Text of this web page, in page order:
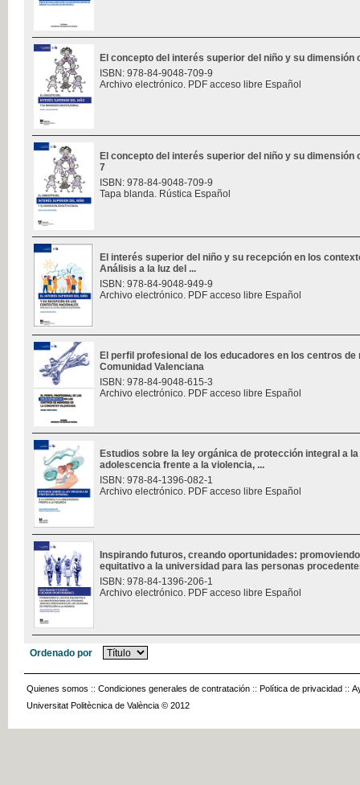
El concepto del interés superior del niño y su dimensión
ISBN: 978-84-9048-709-9
Archivo electrónico. PDF acceso libre Español
El concepto del interés superior del niño y su dimensión
7
ISBN: 978-84-9048-709-9
Tapa blanda. Rústica Español
El interés superior del niño y su recepción en los
Análisis a la luz del ...
ISBN: 978-84-9048-949-9
Archivo electrónico. PDF acceso libre Español
El perfil profesional de los educadores en los centros de
Comunidad Valenciana
ISBN: 978-84-9048-615-3
Archivo electrónico. PDF acceso libre Español
Estudios sobre la ley orgánica de protección integral a
adolescencia frente a la violencia, ...
ISBN: 978-84-1396-082-1
Archivo electrónico. PDF acceso libre Español
Inspirando futuros, creando oportunidades:
equitativo a la universidad para las personas
ISBN: 978-84-1396-206-1
Archivo electrónico. PDF acceso libre Español
Ordenado por
Quienes somos :: Condiciones generales de contratación :: Política de privacidad ::
Universitat Politècnica de València © 2012